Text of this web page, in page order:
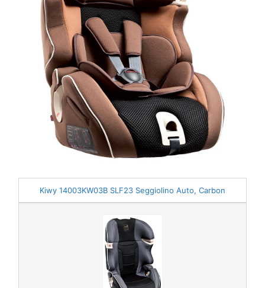
Kiwy 14003KW03B SLF23 Seggiolino Auto, Carbon